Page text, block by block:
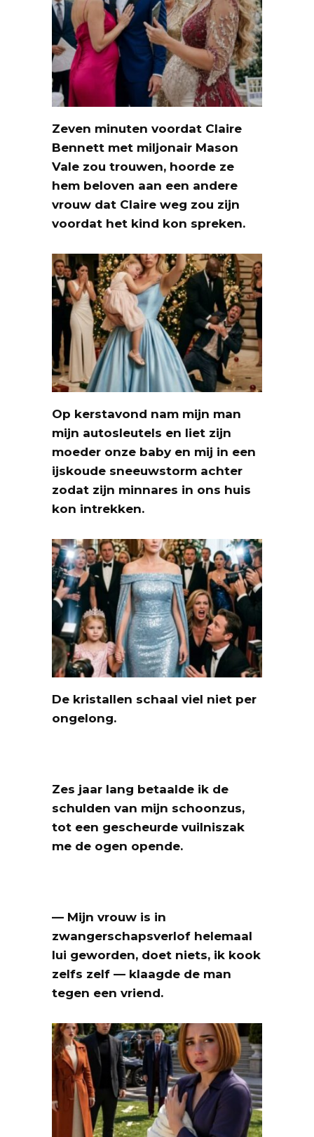
Zeven minuten voordat Claire
Bennett met miljonair Mason
Vale zou trouwen, hoorde ze
hem beloven aan een andere
vrouw dat Claire weg zou zijn
voordat het kind kon spreken.
Op kerstavond nam mijn man
mijn autosleutels en liet zijn
moeder onze baby en mij in een
ijskoude sneeuwstorm achter
zodat zijn minnares in ons huis
kon intrekken.
De kristallen schaal viel niet per
ongelong.
Zes jaar lang betaalde ik de
schulden van mijn schoonzus,
tot een gescheurde vuilniszak
me de ogen opende.
— Mijn vrouw is in
zwangerschapsverlof helemaal
lui geworden, doet niets, ik kook
zelfs zelf — klaagde de man
tegen een vriend.